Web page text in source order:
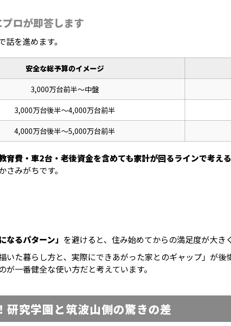
ロが即答します
を進めます。
安全な総予算のイメージ
3,000万台前半〜中盤
3,000万台後半〜4,000万台前半
4,000万台後半〜5,000万台前半
育費・車2台・老後資金を含めても家計が回るラインで考え
みがちです。
なるパターン」 を避けると、住み始めてからの満足度が大き
た暮らし方と、実際にできあがった家とのギャップ」が
一番健全な使い方だと考えています。
究学園と筑波山側の驚きの差